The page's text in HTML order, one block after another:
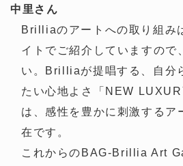
中里さん
Brilliaのアートへの取り組み
イトでご紹介していますので
い。Brilliaが提唱する、自分
たい心地よさ「NEW
は、感性を豊かに刺激するア
在です。
これからのBAG-Brillia Art